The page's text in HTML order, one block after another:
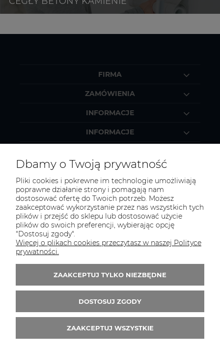
FIRMA
ZAMÓWIENIA
INFORMACJE
INFORMACJE
KONTAKT
Zapraszamy do kontaktu:
telefonicznie od 11:00 do 16:00
lub
Tel.:
52 344 48 53
Dbamy o Twoją prywatność
Pliki cookies i pokrewne im technologie umożliwiają
poprawne działanie strony i pomagają nam
dostosować ofertę do Twoich potrzeb. Możesz
zaakceptować wykorzystanie przez nas wszystkich tych
plików i przejść do sklepu lub dostosować użycie
plików do swoich preferencji, wybierając opcję
"Dostosuj zgody".
Więcej o plikach cookies przeczytasz w naszej Polityce
prywatności.
ZAAKCEPTUJ TYLKO NIEZBĘDNE
DOSTOSUJ ZGODY
ZAAKCEPTUJ WSZYSTKIE